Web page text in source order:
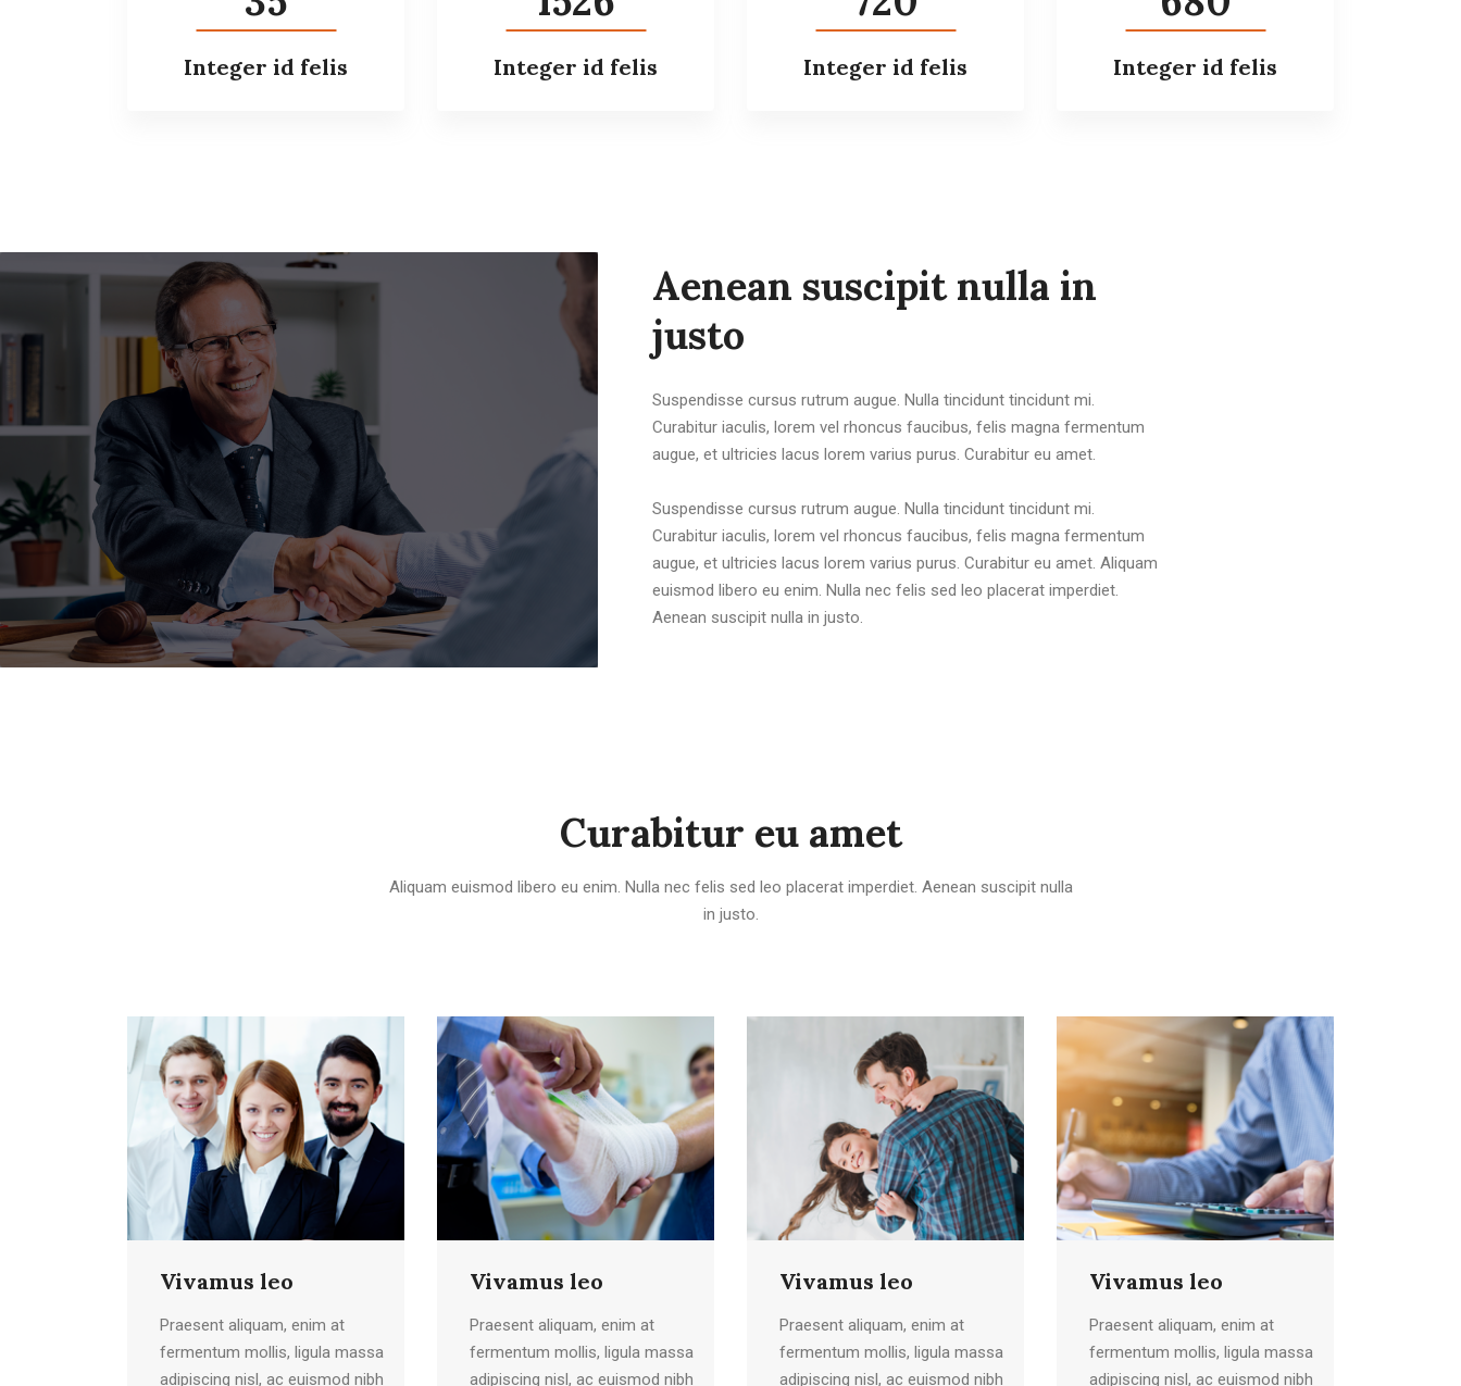
Integer id felis Integer id felis Integer id felis Integer id felis
Aenean suscipit nulla in
justo
Suspendisse cursus rutrum augue. Nulla tincidunt tincidunt mi.
Curabitur iaculis, lorem vel rhoncus faucibus, felis magna fermentum
augue, et ultricies lacus lorem varius purus. Curabitur eu amet.
Suspendisse cursus rutrum augue. Nulla tincidunt tincidunt mi.
Curabitur iaculis, lorem vel rhoncus faucibus, felis magna fermentum
augue, et ultricies lacus lorem varius purus. Curabitur eu amet. Aliquam
euismod libero eu enim. Nulla nec felis sed leo placerat imperdiet.
Aenean suscipit nulla in justo.
Curabitur eu amet
Aliquam euismod libero eu enim. Nulla nec felis sed leo placerat imperdiet. Aenean suscipit nulla
in justo.
Vivamus leo
Praesent aliquam, enim at
fermentum mollis, ligula massa
adipiscing nisl, ac euismod nibh
Vivamus leo
Praesent aliquam, enim at
fermentum mollis, ligula massa
adipiscing nisl, ac euismod nibh
Vivamus leo
Praesent aliquam, enim at
fermentum mollis, ligula massa
adipiscing nisl, ac euismod nibh
Vivamus leo
Praesent aliquam, enim at
fermentum mollis, ligula massa
adipiscing nisl, ac euismod nibh